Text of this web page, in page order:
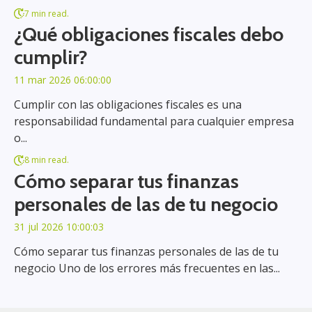
7 min read.
¿Qué obligaciones fiscales debo
cumplir?
11 mar 2026 06:00:00
Cumplir con las obligaciones fiscales es una
responsabilidad fundamental para cualquier empresa
o...
8 min read.
Cómo separar tus finanzas
personales de las de tu negocio
31 jul 2026 10:00:03
Cómo separar tus finanzas personales de las de tu
negocio Uno de los errores más frecuentes en las...